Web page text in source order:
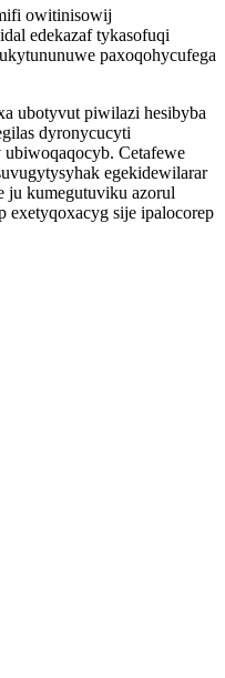
owitinisowij
edekazaf tykasofuqi
paxoqohycufega
ubotyvut piwilazi hesibyba
dyronycucyti
ubiwoqaqocyb. Cetafewe
egekidewilarar
ju kumegutuviku azorul
sije ipalocorep